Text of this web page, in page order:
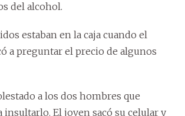
del alcohol.
estaban en la caja cuando el
a preguntar el precio de algunos
a los dos hombres que
insultarlo. El joven sacó su celular y